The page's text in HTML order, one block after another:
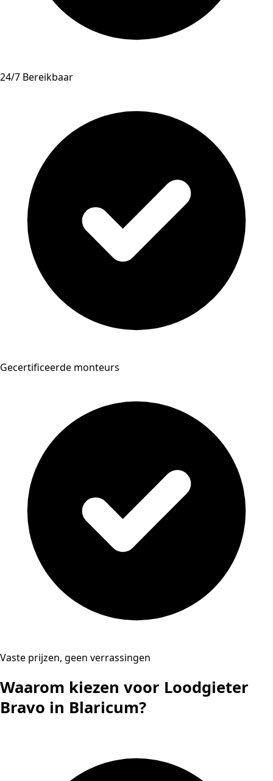
24/7 Bereikbaar
Gecertificeerde monteurs
Vaste prijzen, geen verrassingen
Waarom kiezen voor Loodgieter
Bravo in Blaricum?